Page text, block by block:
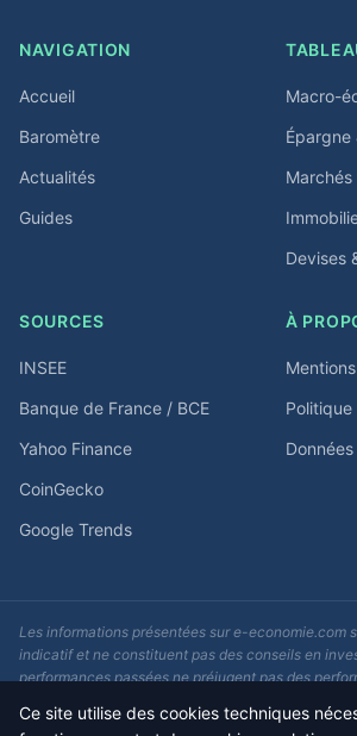
NAVIGATION
Accueil
Baromètre
Actualités
Guides
Macro-
Épargne
Devises
SOURCES
INSEE
Banque de France / BCE
Yahoo Finance
CoinGecko
Google Trends
À
Les informations présentées sur e-economie.com
indicatif et ne constituent pas des conseils en
performances passées ne préjugent pas des
Ce site utilise des cookies techniques